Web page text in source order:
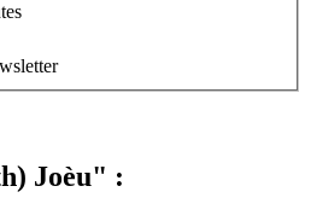
Joèu" :